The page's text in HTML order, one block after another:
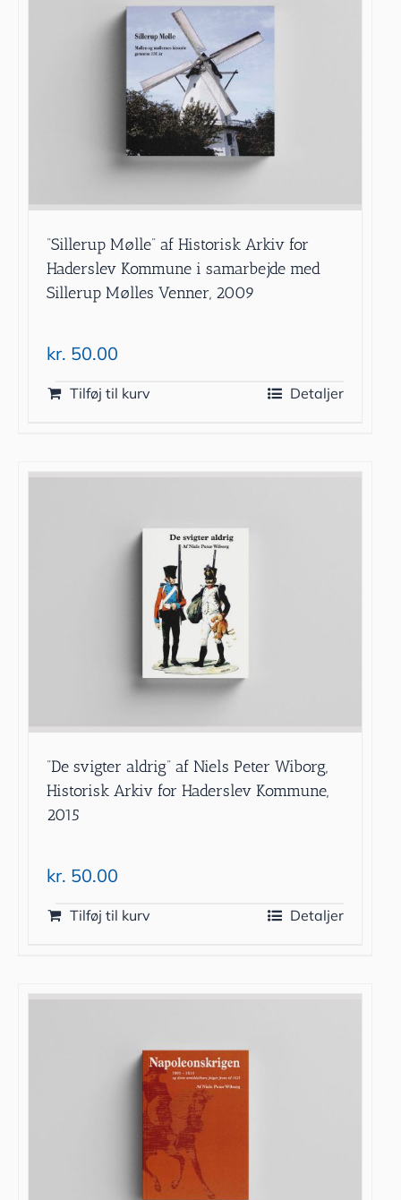
”Sillerup Mølle” af Historisk Arkiv for
Haderslev Kommune i samarbejde med
Sillerup Mølles Venner, 2009
kr. 50.00
Tilføj til kurv Detaljer
”De svigter aldrig” af Niels Peter Wiborg,
Historisk Arkiv for Haderslev Kommune,
2015
kr. 50.00
Tilføj til kurv Detaljer